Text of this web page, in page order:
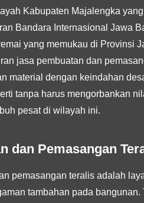
Kabupaten Majalengka
Bandara Internasional Jawa
yang memukau di Provinsi
jasa pembuatan dan
material dengan keindahan
tanpa harus mengorbankan
pesat di wilayah ini.
dan Pemasangan
pemasangan teralis adalah
tambahan pada